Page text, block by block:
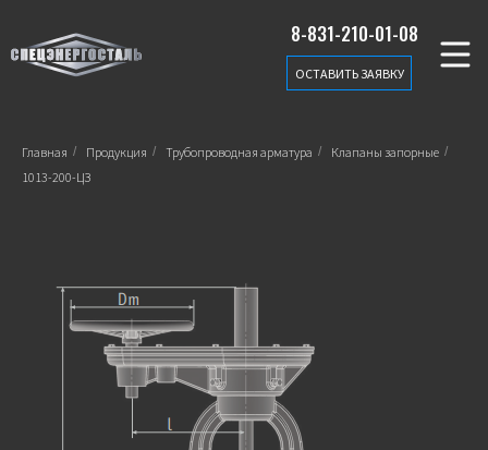
8-831-210-01-08
ОСТАВИТЬ ЗАЯВКУ
Главная / Продукция / Трубопроводная арматура / Клапаны запорные /
1013-200-ЦЗ